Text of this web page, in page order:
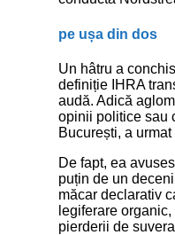
pe ușa din dos
Un hâtru a
definiție IHRA
audă. Adică
opinii politice sau
București, a
De fapt, ea
puțin de un
măcar declarativ
legiferare
pierderii de